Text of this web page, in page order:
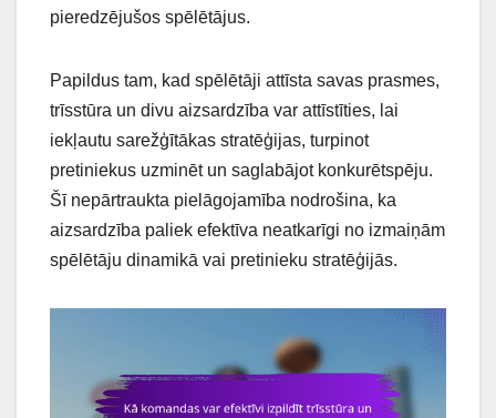
pieredzējušos spēlētājus.
Papildus tam, kad spēlētāji attīsta savas prasmes,
trīsstūra un divu aizsardzība var attīstīties, lai
iekļautu sarežģītākas stratēģijas, turpinot
pretiniekus uzminēt un saglabājot konkurētspēju.
Šī nepārtraukta pielāgojamība nodrošina, ka
aizsardzība paliek efektīva neatkarīgi no izmaiņām
spēlētāju dinamikā vai pretinieku stratēģijās.